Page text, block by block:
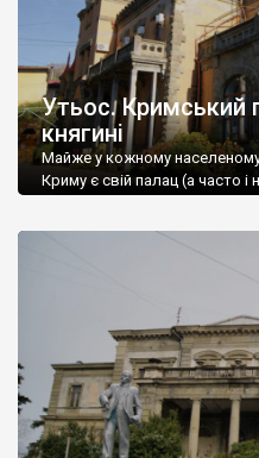
Утьос. Кримський
княгині
Майже у кожному населеному
Криму є свій палац (а часто і